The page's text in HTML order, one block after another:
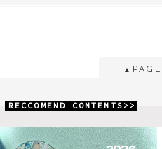
▲ PAGE
RECCOMEND CONTENTS>>